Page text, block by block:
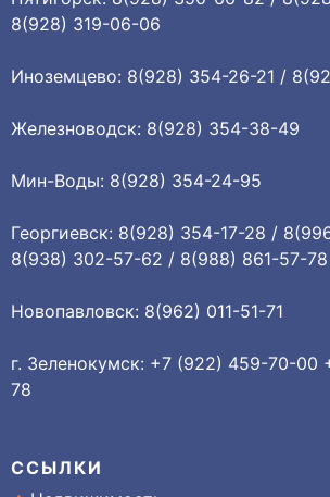
8(928) 319-06-06
Иноземцево: 8(928) 354-26-21 /
Железноводск: 8(928) 354-38-49
Мин-Воды: 8(928) 354-24-95
Георгиевск: 8(928) 354-17-28 /
8(938) 302-57-62 / 8(988) 861-57-78
Новопавловск: 8(962) 011-51-71
г. Зеленокумск: +7 (922) 459-70-00
78
ССЫЛКИ